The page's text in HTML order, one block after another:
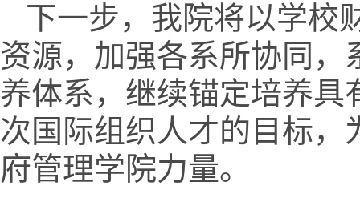
下一步，我院将以学校
资源，加强各系所协同
养体系，继续锚定培养具
次国际组织人才的目标，
府管理学院力量。